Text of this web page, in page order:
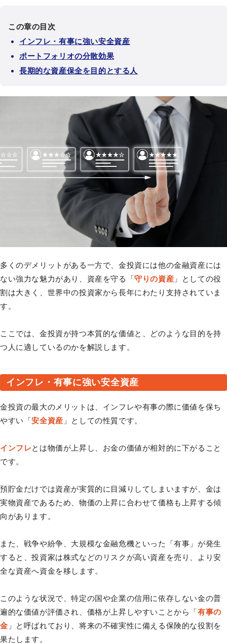
この章の目次
インフレ・有事に強い安全資産
ポートフォリオの分散効果
長期的な資産保全を目的とする人
多くのデメリットがある一方で、金投資には他の金融資産には
ない強力な魅力があり、資産を守る「守りの資産 」としての役
割は大きく、世界中の投資家から長年にわたり支持されていま
す。
ここでは、金投資が持つ本質的な価値と、どのような目的を持
つ人に適しているのかを解説します。
インフレ・有事に強い安全資産
金投資の最大のメリットは、インフレや有事の際に価値を保ち
やすい「安全資産 」としての性質です。
インフレとは物価が上昇し、お金の価値が相対的に下がること
です。
預貯金だけでは資産が実質的に目減りしてしまいますが、金は
実物資産であるため、物価の上昇に合わせて価格も上昇する傾
向があります。
また、戦争や紛争、大規模な金融危機といった「有事」が発生
すると、投資家は株式などのリスクが高い資産を売り、より安
全な資産へ資金を移します。
このような状況で、特定の国や企業の信用に依存しない金の普
遍的な価値が評価され、価格が上昇しやすいことから「有事の
金 」と呼ばれており、将来の不確実性に備える保険的な役割を
果たします。